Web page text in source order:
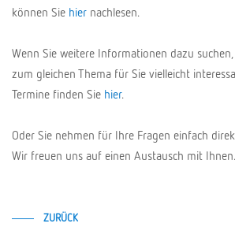
können Sie hier nachlesen.
Wenn Sie weitere Informationen dazu
zum gleichen Thema für Sie vielleicht
Termine finden Sie hier.
Oder Sie nehmen für Ihre Fragen einfach
Wir freuen uns auf einen Austausch mit Ihnen.
ZURÜCK